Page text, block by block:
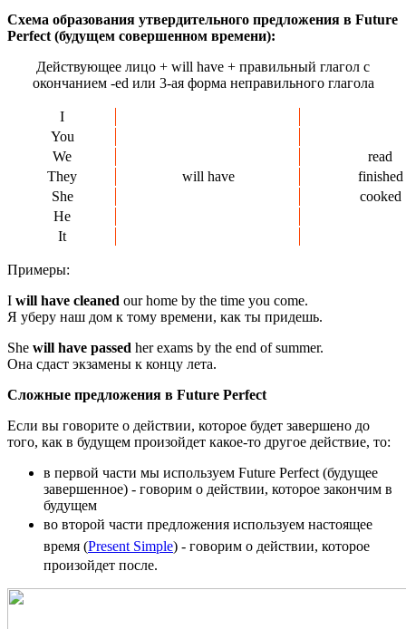
Схема образования утвердительного предложения в Future
Perfect (будущем совершенном времени):
Действующее лицо + will have + правильный глагол с
окончанием -ed или 3-ая форма неправильного глагола
I
You
We
read
They
will have
finished
She
cooked
He
It
Примеры:
I will have cleaned our home by the time you come.
Я уберу наш дом к тому времени, как ты придешь.
She will have passed her exams by the end of summer.
Она сдаст экзамены к концу лета.
Сложные предложения в Future Perfect
Если вы говорите о действии, которое будет завершено до
того, как в будущем произойдет какое-то другое действие, то:
в первой части мы используем Future Perfect (будущее
завершенное) - говорим о действии, которое закончим в
будущем
во второй части предложения используем настоящее
время (Present Simple) - говорим о действии, которое
произойдет после.